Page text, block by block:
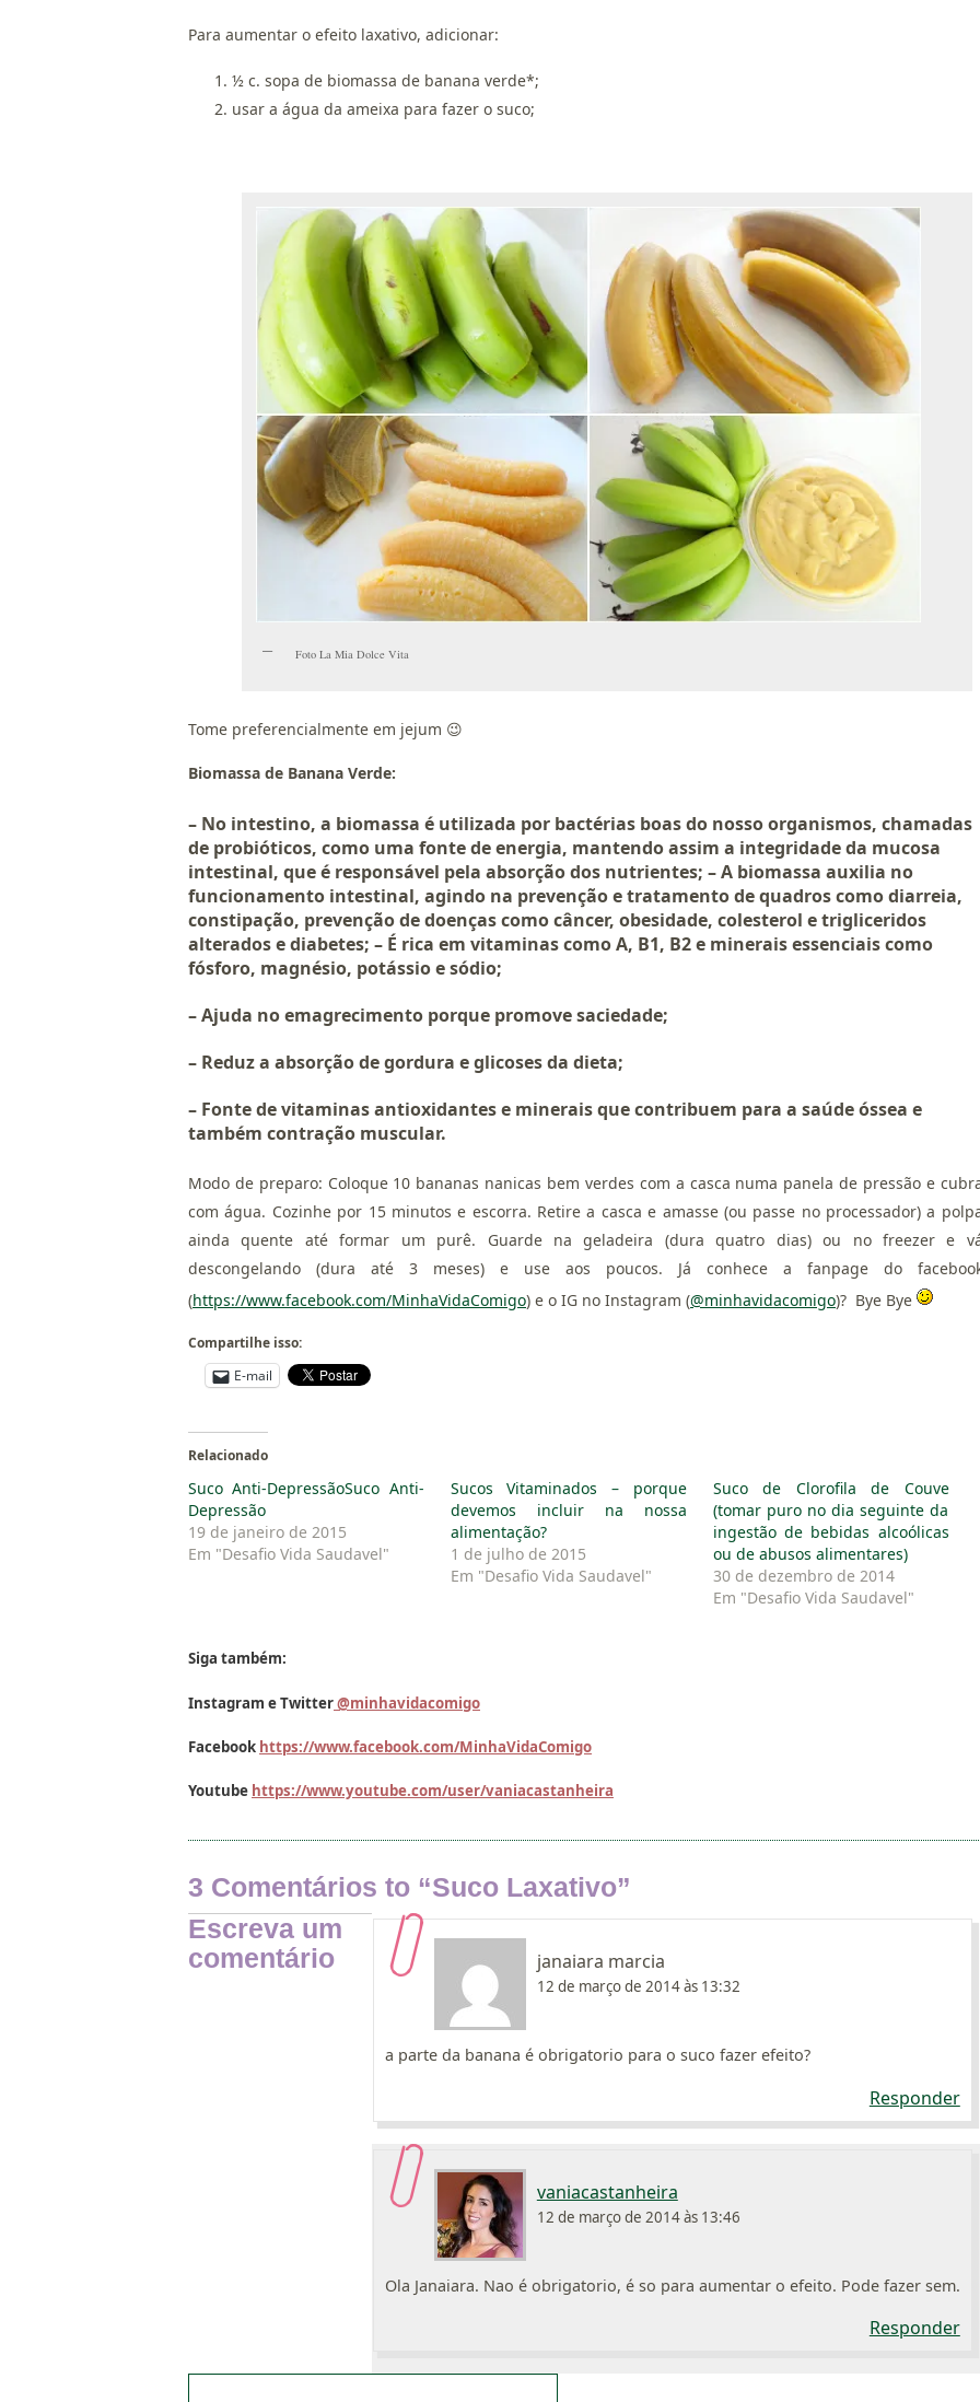
Para aumentar o efeito laxativo, adicionar:
½ c. sopa de biomassa de banana verde*;
usar a água da ameixa para fazer o suco;
Foto La Mia Dolce Vita
Tome preferencialmente em jejum 😉
Biomassa de Banana Verde:
– No intestino, a biomassa é utilizada por bactérias boas do nosso organismos, chamadas
de probióticos, como uma fonte de energia, mantendo assim a integridade da mucosa
intestinal, que é responsável pela absorção dos nutrientes; – A biomassa auxilia no
funcionamento intestinal, agindo na prevenção e tratamento de quadros como diarreia,
constipação, prevenção de doenças como câncer, obesidade, colesterol e trigliceridos
alterados e diabetes; – É rica em vitaminas como A, B1, B2 e minerais essenciais como
fósforo, magnésio, potássio e sódio;
– Ajuda no emagrecimento porque promove saciedade;
– Reduz a absorção de gordura e glicoses da dieta;
– Fonte de vitaminas antioxidantes e minerais que contribuem para a saúde óssea e
também contração muscular.
Modo de preparo: Coloque 10 bananas nanicas bem verdes com a casca numa panela de pressão e
com água. Cozinhe por 15 minutos e escorra. Retire a casca e amasse (ou passe no processador) a
ainda quente até formar um purê. Guarde na geladeira (dura quatro dias) ou no freezer e
descongelando (dura até 3 meses) e use aos poucos. Já conhece a fanpage do
(https://www.facebook.com/MinhaVidaComigo) e o IG no Instagram (@minhavidacomigo)? Bye Bye
Compartilhe isso:
E-mail
Relacionado
Suco Anti-DepressãoSuco Anti-
Depressão
19 de janeiro de 2015
Em "Desafio Vida Saudavel"
Sucos Vitaminados – porque
devemos incluir na nossa
alimentação?
1 de julho de 2015
Em "Desafio Vida Saudavel"
Suco de Clorofila de Couve
(tomar puro no dia seguinte da
ingestão de bebidas alcoólicas
ou de abusos alimentares)
30 de dezembro de 2014
Em "Desafio Vida Saudavel"
Siga também:
Instagram e Twitter@minhavidacomigo
Facebook https://www.facebook.com/MinhaVidaComigo
Youtube https://www.youtube.com/user/vaniacastanheira
3 Comentários to “Suco Laxativo”
janaiara marcia
12 de março de 2014 às 13:32
a parte da banana é obrigatorio para o suco fazer efeito?
Responder
vaniacastanheira
12 de março de 2014 às 13:46
Ola Janaiara. Nao é obrigatorio, é so para aumentar o efeito. Pode fazer sem.
Responder
Escreva um
comentário